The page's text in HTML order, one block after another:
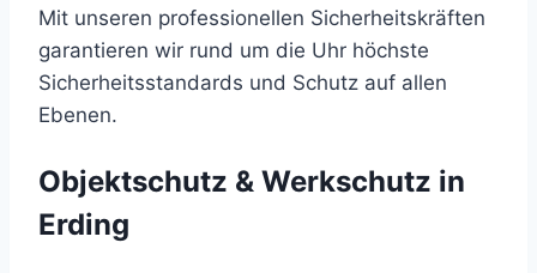
Mit unseren professionellen Sicherheitskräften
garantieren wir rund um die Uhr höchste
Sicherheitsstandards und Schutz auf allen
Ebenen.
Objektschutz & Werkschutz in
Erding